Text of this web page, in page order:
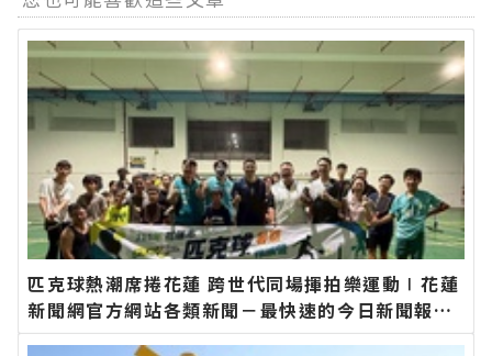
匹克球熱潮席捲花蓮 跨世代同場揮拍樂運動∣花蓮
新聞網官方網站各類新聞－最快速的今日新聞報導
最新的在地資訊！